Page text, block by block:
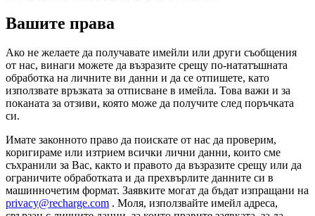
Вашите права
Ако не желаете да получавате имейли или други съобщения
от нас, винаги можете да възразите срещу по-нататъшната
обработка на личните ви данни и да се отпишете, като
използвате връзката за отписване в имейла. Това важи и за
поканата за отзиви, която може да получите след поръчката
си.
Имате законното право да поискате от нас да проверим,
коригираме или изтрием всички лични данни, които сме
съхранили за Вас, както и правото да възразите срещу или да
ограничите обработката и да прехвърлите данните си в
машинночетим формат. Заявките могат да бъдат изпращани на
privacy@recharge.com . Моля, използвайте имейл адреса,